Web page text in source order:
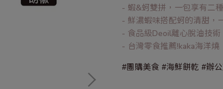
- 蝦&蚵雙拼，一包享有二
- 鮮濃蝦味搭配蚵的清甜，
- 食品級Deoil離心脫油技術
- 台灣零食推薦!kaka海洋燒
#團購美食 #海鮮餅乾 #辦